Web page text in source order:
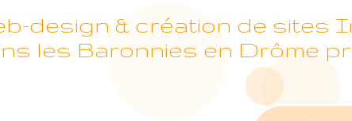
design & création de sites
les Baronnies en Drôme